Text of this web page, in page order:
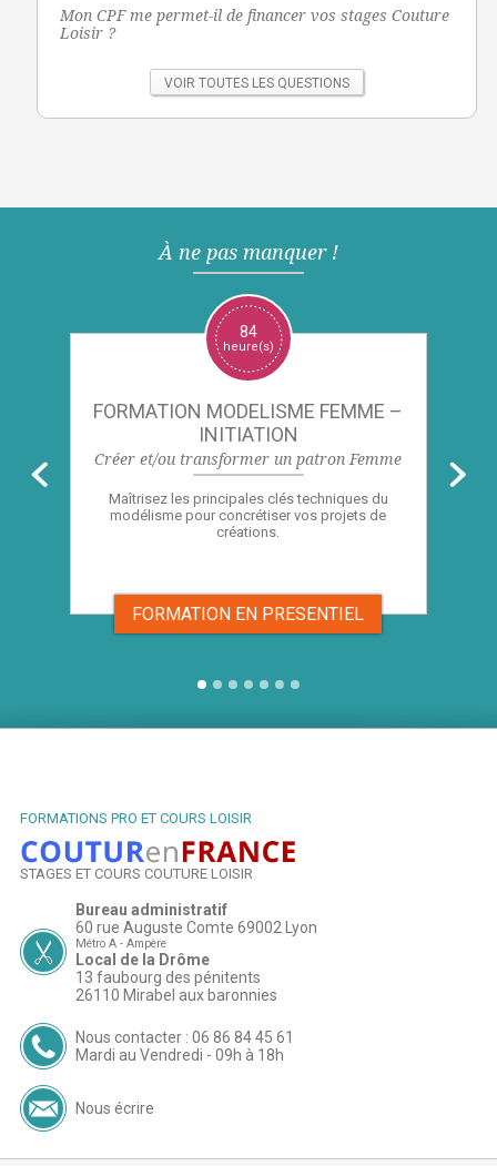
Mon CPF me permet-il de financer vos stages Couture
Loisir ?
VOIR TOUTES LES QUESTIONS
À ne pas manquer !
84
heure(s)
FORMATION MODELISME FEMME –
INITIATION
Créer et/ou transformer un patron Femme
Maîtrisez les principales clés techniques du
modélisme pour concrétiser vos projets de
créations.
FORMATION EN PRESENTIEL
FORMATIONS PRO ET COURS LOISIR
STAGES ET COURS COUTURE LOISIR
Bureau administratif
60 rue Auguste Comte 69002 Lyon
Métro A - Ampère
Local de la Drôme
13 faubourg des pénitents
26110 Mirabel aux baronnies
Nous contacter : 06 86 84 45 61
Mardi au Vendredi - 09h à 18h
Nous écrire